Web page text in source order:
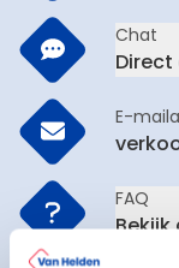
Chat
E-
FAQ